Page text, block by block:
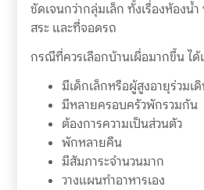
ชัดเจนกว่ากลุ่มเล็ก ทั้งเรื่องห้องน้
สระ และที่จอดรถ
กรณีที่ควรเลือกบ้านเผื่อมากขึ้น ได้
มีเด็กเล็กหรือผู้สูงอายุร่วมเ
มีหลายครอบครัวพักรวมกัน
ต้องการความเป็นส่วนตัว
พักหลายคืน
มีสัมภาระจำนวนมาก
วางแผนทำอาหารเอง